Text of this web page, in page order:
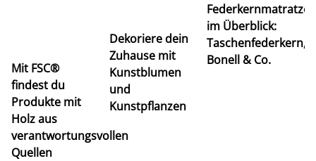
Mit FSC®
findest du
Produkte mit
Holz aus
verantwortungsvollen
Quellen
Dekoriere dein
Zuhause mit
Kunstblumen
und
Kunstpflanzen
im Überblick:
Taschenfederkern,
Bonell & Co.